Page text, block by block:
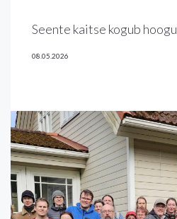
Seente kaitse kogub hoogu
08.05.2026